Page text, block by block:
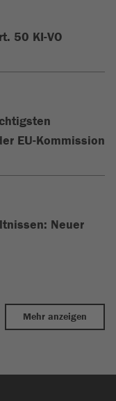
50 KI-VO
EU-Kommission
Neuer
Mehr anzeigen